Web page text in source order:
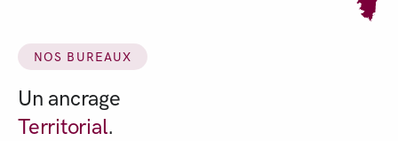
NOS BUREAUX
Un ancrage
Territorial.